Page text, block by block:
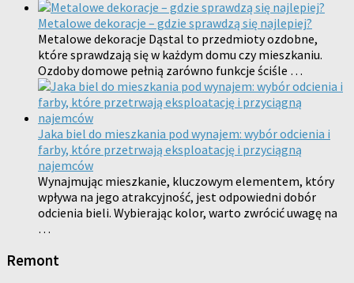
Metalowe dekoracje – gdzie sprawdzą się najlepiej?
Metalowe dekoracje Dąstal to przedmioty ozdobne,
które sprawdzają się w każdym domu czy mieszkaniu.
Ozdoby domowe pełnią zarówno funkcje ściśle …
Jaka biel do mieszkania pod wynajem: wybór odcienia i
farby, które przetrwają eksploatację i przyciągną
najemców
Wynajmując mieszkanie, kluczowym elementem, który
wpływa na jego atrakcyjność, jest odpowiedni dobór
odcienia bieli. Wybierając kolor, warto zwrócić uwagę na
…
Remont